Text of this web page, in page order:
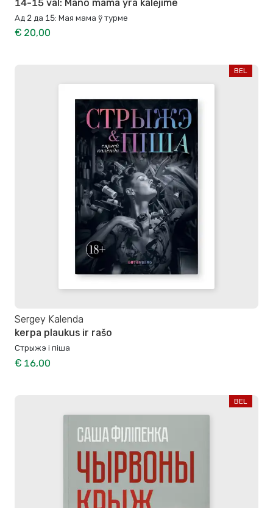
14-15 val: Mano mama yra kalėjime
Ад 2 да 15: Мая мама ў турме
€ 20,00
BEL
Sergey Kalenda
kerpa plaukus ir rašo
Стрыжэ і піша
€ 16,00
BEL